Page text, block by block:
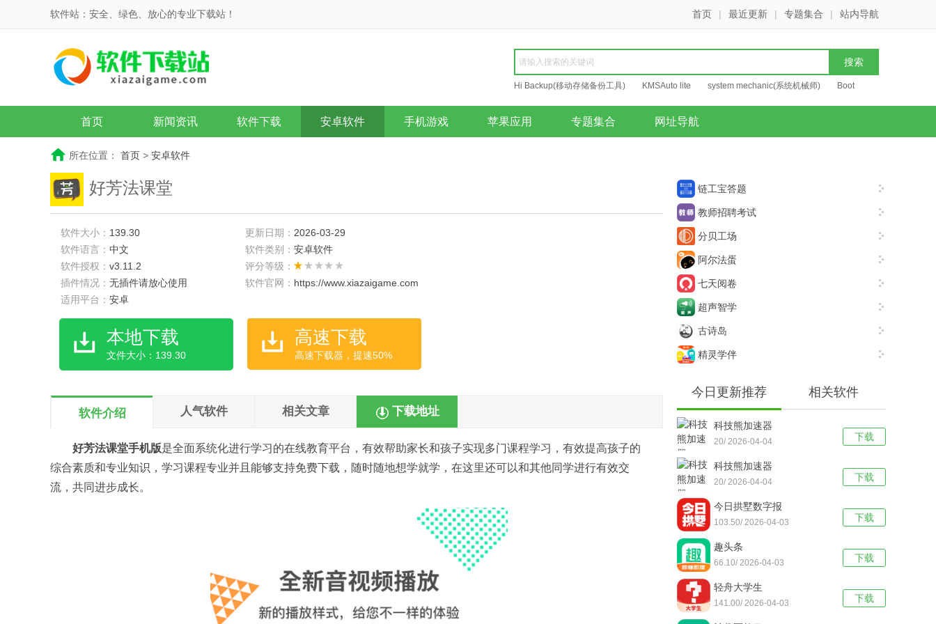
软件站：安全、绿色、放心的专业下载站！ 首页 | 最近更新 | 专题集合 | 站内导航
Hi Backup(移动存储备份工具) KMSAuto lite system mechanic(系统机械师) Boot
Repair
首页 新闻资讯 软件下载 安卓软件 手机游戏 苹果应用 专题集合 网址导航
所在位置： 首页 > 安卓软件
好芳法课堂
软件大小： 139.30 更新日期： 2026-03-29
软件语言： 中文 软件类别： 安卓软件
软件授权： v3.11.2
评分等级：
插件情况： 无插件请放心使用 软件官网： https://www.xiazaigame.com
适用平台： 安卓
本地下载
文件大小：139.30
高速下载
高速下载器，提速50%
软件介绍 人气软件 相关文章 下载地址
好芳法课堂手机版是全面系统化进行学习的在线教育平台，有效帮助家长和孩子实现多门课程学习，有效提高孩子的
综合素质和专业知识，学习课程专业并且能够支持免费下载，随时随地想学就学，在这里还可以和其他同学进行有效交
流，共同进步成长。
链工宝答题
教师招聘考试
分贝工场
阿尔法蛋
七天阅卷
超声智学
古诗岛
精灵学伴
今日更新推荐 相关软件
下载
科技熊加速器
20/ 2026-04-04
下载
科技熊加速器
20/ 2026-04-04
下载
今日拱墅数字报
103.50/ 2026-04-03
下载
趣头条
66.10/ 2026-04-03
下载
轻舟大学生
141.00/ 2026-04-03